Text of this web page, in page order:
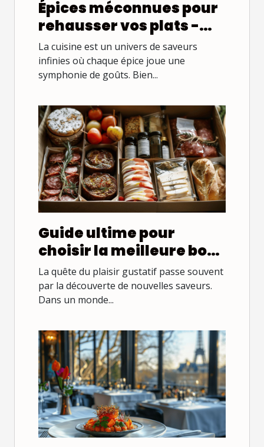
Épices méconnues pour
rehausser vos plats -
Découverte et
associations culinaires
La cuisine est un univers de saveurs
infinies où chaque épice joue une
symphonie de goûts. Bien...
Guide ultime pour
choisir la meilleure box
gastronomique du
marché
La quête du plaisir gustatif passe souvent
par la découverte de nouvelles saveurs.
Dans un monde...